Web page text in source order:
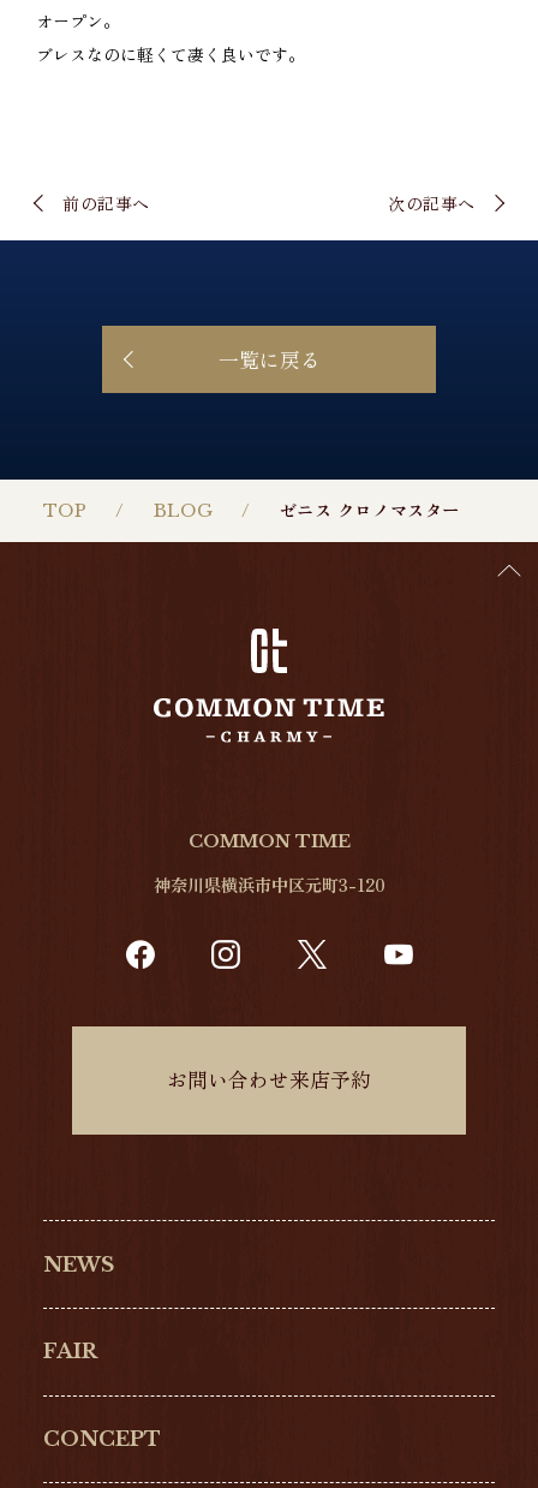
TOP BLOG ゼニス クロノマスター
オープン。
ブレスなのに軽くて凄く良いです。
前の記事へ 次の記事へ
一覧に戻る
NEWS
FAIR
CONCEPT
COMMON TIME
神奈川県横浜市中区元町3-120
お問い合わせ来店予約